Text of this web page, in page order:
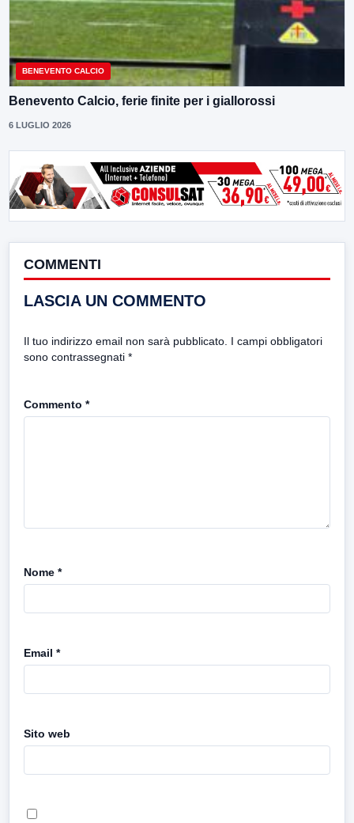
BENEVENTO CALCIO
Benevento Calcio, ferie finite per i giallorossi
6 LUGLIO 2026
COMMENTI
LASCIA UN COMMENTO
Il tuo indirizzo email non sarà pubblicato. I campi obbligatori
sono contrassegnati *
Commento *
Nome *
Email *
Sito web